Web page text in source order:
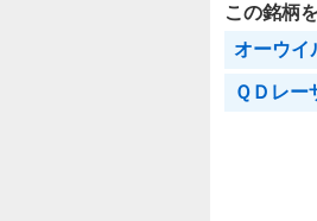
この銘柄
オーウイ
ＱＤレー